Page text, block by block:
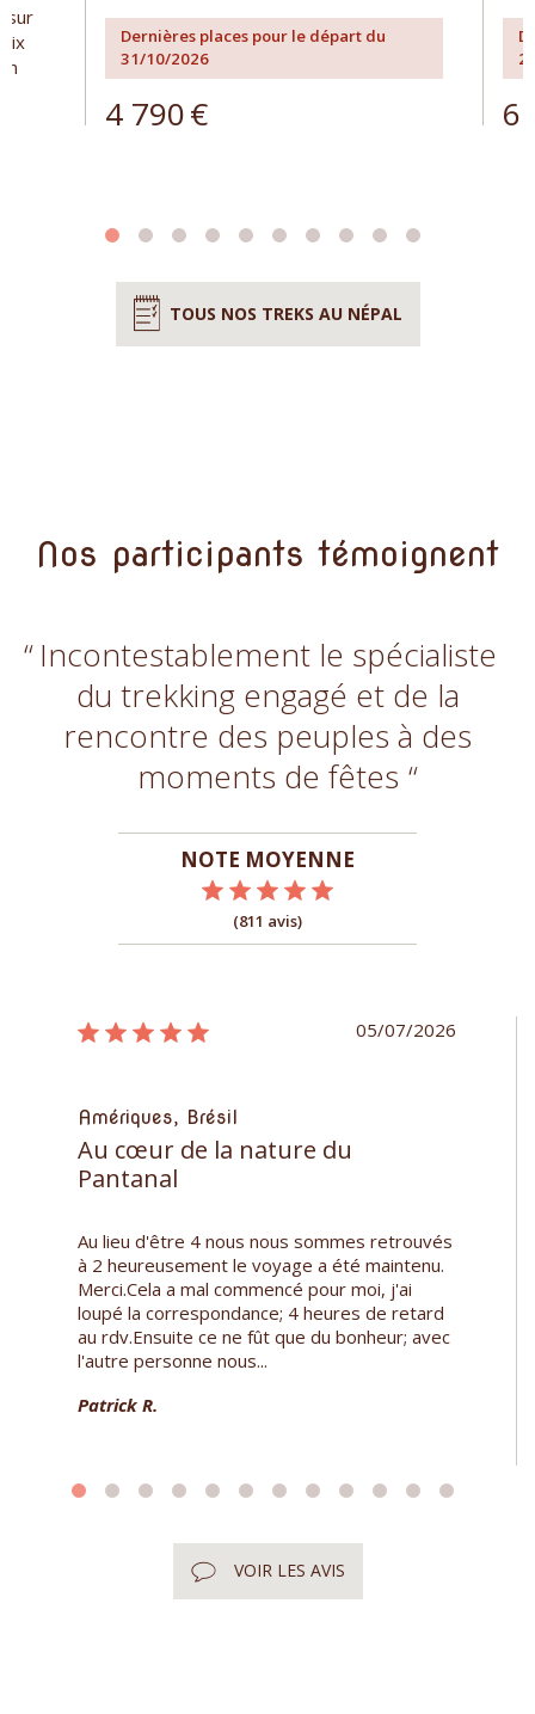
sur
Dernières places pour le départ du
31/10/2026
4 790€ 6
TOUS NOS TREKS AU NÉPAL
Nos participants témoignent
Incontestablement le spécialiste
du trekking engagé et de la
rencontre des peuples à des
moments de fêtes
NOTE MOYENNE
(811 avis)
05/07/2026
Amériques, Brésil
Au cœur de la nature du
Pantanal
Au lieu d'être 4 nous nous sommes retrouvés
à 2 heureusement le voyage a été maintenu.
Merci.Cela a mal commencé pour moi, j'ai
loupé la correspondance; 4 heures de retard
au rdv.Ensuite ce ne fût que du bonheur; avec
l'autre personne nous...
Patrick R.
VOIR LES AVIS